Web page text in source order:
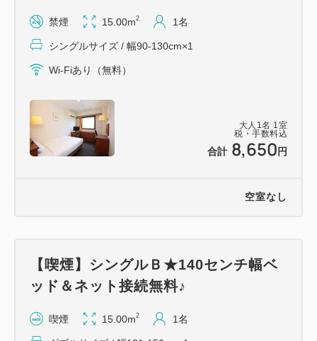
ホテルにお問合せ下さい。なお、他のお客様の駐車状
況によりお断りさせていただくこともございますので
予めご了承下さい。
・JR郡山駅から車で5分
・東北自動車道 郡山IC・郡山南IC・本宮ICより車で
25分
・郡山総合体育館・開成山球場まで車で15分
大人 1 名 1 室
税・手数料込
合計 8,650 円
禁煙 15.00m2 1名
シングルサイズ / 幅90-130cm×1
Wi-Fiあり（無料）
空室なし
【喫煙】シングルＢ★140センチ幅ベ
ッド＆ネット接続無料♪
喫煙 15.00m2 1名